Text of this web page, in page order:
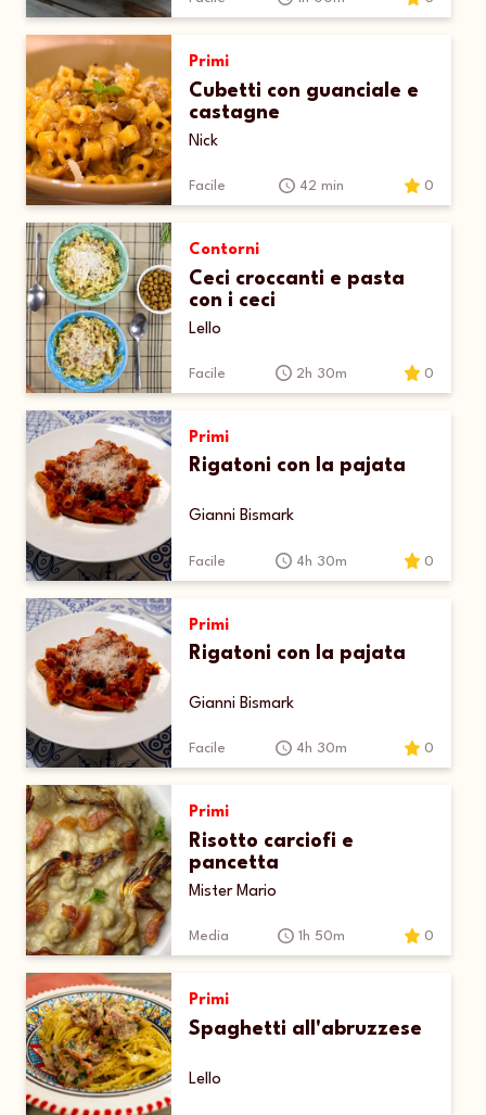
Primi
Cubetti con guanciale e
castagne
Nick
Facile 42 min 0
Contorni
Ceci croccanti e pasta
con i ceci
Lello
Facile 2h 30m 0
Primi
Rigatoni con la pajata
Gianni Bismark
Facile 4h 30m 0
Primi
Rigatoni con la pajata
Gianni Bismark
Facile 4h 30m 0
Primi
Risotto carciofi e
pancetta
Mister Mario
Media 1h 50m 0
Primi
Spaghetti all'abruzzese
Lello